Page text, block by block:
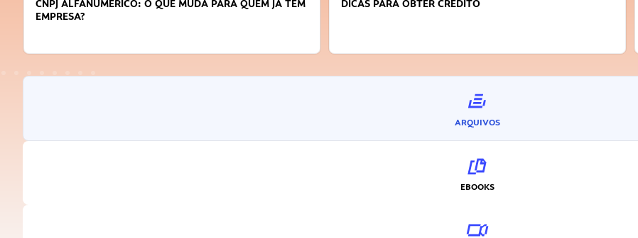
QUEM JÁ TEM DICAS PARA OBTER CRÉDITO
FAÇA A DIFERENÇA: SEJA SUSTENTÁVEL, SEJA
ARQUIVOS
EBOOKS